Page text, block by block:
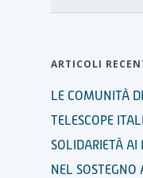
ARTICOLI
LE COMUNITÀ
TELESCOPE
SOLIDARIETÀ AI
NEL SOSTEGNO